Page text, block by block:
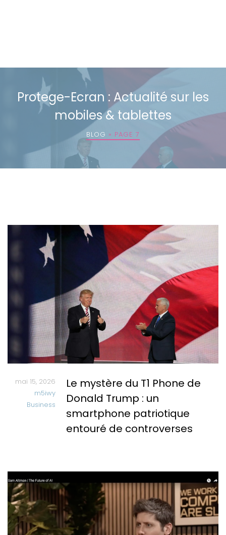
Protege-Ecran : Actualité sur les
mobiles & tablettes
BLOG » PAGE 7
mai 15, 2026
m5iwy
Business
Le mystère du T1 Phone de
Donald Trump : un
smartphone patriotique
entouré de controverses